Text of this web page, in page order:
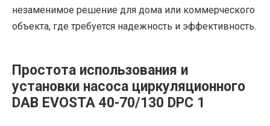
незаменимое решение для дома или коммерческого
объекта, где требуется надежность и эффективность.
Простота использования и
установки насоса циркуляционного
DAB EVOSTA 40-70/130 DPC 1